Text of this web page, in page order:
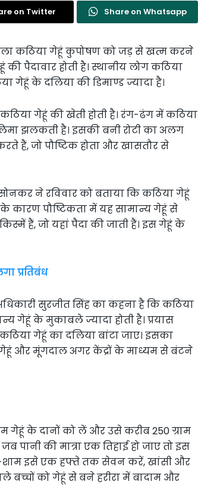
on Twitter Share on Whatsapp
कठिया गेहूं कुपोषण को जड़ से खत्म करने
पैदावार होती है। स्थानीय लोग कठिया
गेहूं के दलिया की डिमाण्ड ज्यादा है।
गेहूं की खेती होती है। रंग-ढंग में कठिया
झलकती है। इसकी बनी रोटी का अलग
हैं, जो पौष्टिक होता और खासतौर से
ने रविवार को बताया कि कठिया गेहूं
के कारण पौष्टिकता में यह सामान्य गेहूं से
हैं, जो यहां पैदा की जाती हैं। इस गेहूं के
प्रतिबंध
सुरजीत सिंह का कहना है कि कठिया
गेहूं के मुकाबले ज्यादा होती है। प्रयास
गेहूं का दलिया बांटा जाए। इसका
गेहूं और मूंगदाल अगर केंद्रों के माध्यम से बंटने
के दानों को लें और उसे करीब 250 ग्राम
की मात्रा एक तिहाई हो जाए तो इस
शाम इसे एक हफ्ते तक सेवन करें, खांसी और
बच्चों को गेहूं से बने हरीरा में बादाम और